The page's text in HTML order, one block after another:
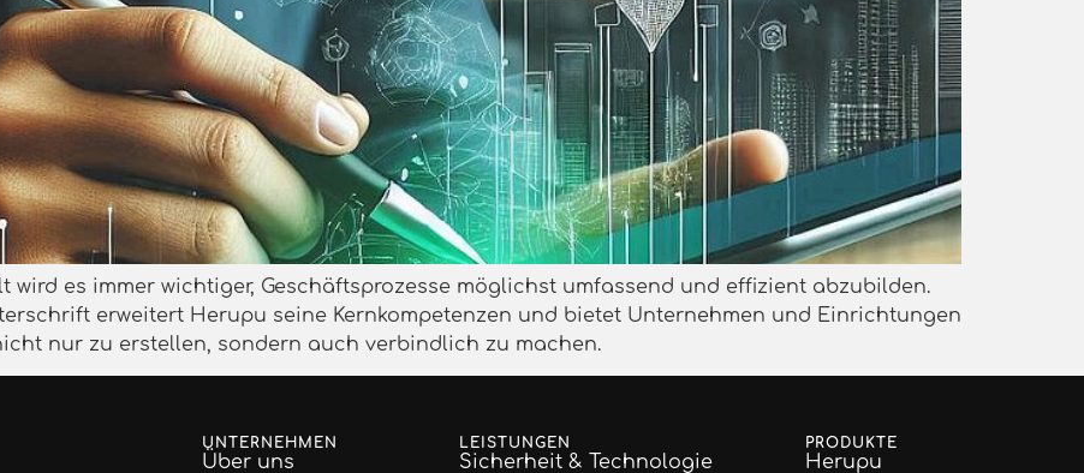
wird es immer wichtiger, Geschäftsprozesse möglichst umfassend und effizient abzubilden.
erweitert Herupu seine Kernkompetenzen und bietet Unternehmen und Einrichtungen
nur zu erstellen, sondern auch verbindlich zu machen.
UNTERNEHMEN
Über uns
LEISTUNGEN
Sicherheit & Technologie
PRODUKTE
Herupu